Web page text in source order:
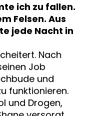
ich zu fallen.
Felsen. Aus
jede Nacht in
Nach
Job
und
funktionieren.
und Drogen,